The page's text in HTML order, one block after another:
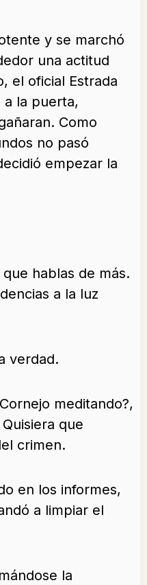
y se marchó
una actitud
el oficial Estrada
la puerta,
Como
no pasó
empezar la
hablas de más.
a la luz
verdad.
meditando?,
que
crimen.
en los informes,
a limpiar el
la